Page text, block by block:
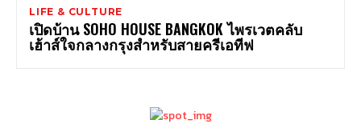
LIFE & CULTURE
เปิดบ้าน SOHO HOUSE BANGKOK ไพรเวตคลับ
เฮ้าส์ใจกลางกรุงสำหรับสายครีเอทีฟ